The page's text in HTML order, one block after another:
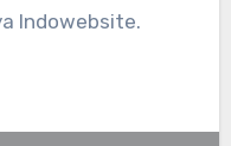
Indowebsite.